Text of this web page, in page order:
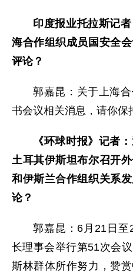
印度报业托拉斯记
海合作组织成员国安全
评论？
郭嘉昆：关于上海
书会议相关消息，请你保
《环球时报》记者
土耳其伊斯坦布尔召开
和伊斯兰合作组织关系
论？
郭嘉昆：6月21日
长理事会举行第51次会
斯林群体所作努力，赞